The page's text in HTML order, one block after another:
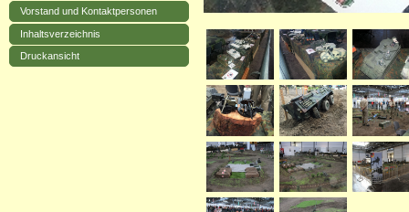
Vorstand und Kontaktpersonen
Inhaltsverzeichnis
Druckansicht